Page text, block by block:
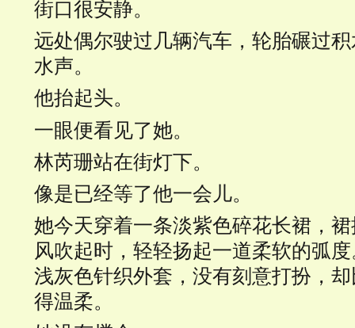
街口很安静。
远处偶尔驶过几辆汽车，轮胎碾过
水声。
他抬起头。
一眼便看见了她。
林芮珊站在街灯下。
像是已经等了他一会儿。
她今天穿着一条淡紫色碎花长裙，
风吹起时，轻轻扬起一道柔软的弧
浅灰色针织外套，没有刻意打扮，
得温柔。